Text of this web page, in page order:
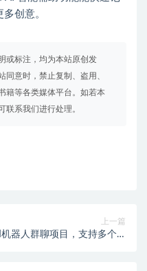
创意。
或标注，均为本站原创发
同意时，禁止复制、盗用、
籍等各类媒体平台。如若本
联系我们进行处理。
上一篇
器人群聊项目，支持多个AI